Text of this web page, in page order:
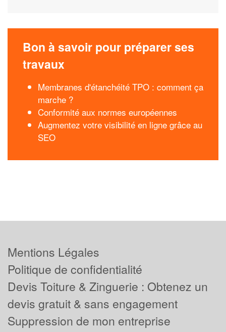
Bon à savoir pour préparer ses
travaux
Membranes d'étanchéité TPO : comment ça
marche ?
Conformité aux normes européennes
Augmentez votre visibilité en ligne grâce au
SEO
Mentions Légales
Politique de confidentialité
Devis Toiture & Zinguerie : Obtenez un
devis gratuit & sans engagement
Suppression de mon entreprise